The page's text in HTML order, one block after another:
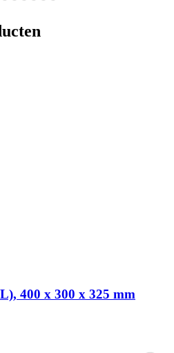
400 x 300 x 325 mm